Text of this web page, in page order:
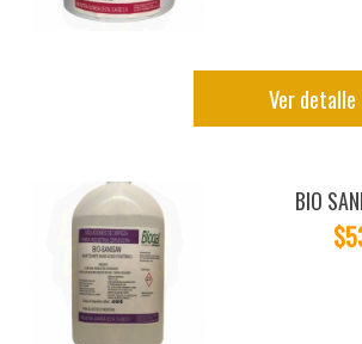
Ver detalle
BIO